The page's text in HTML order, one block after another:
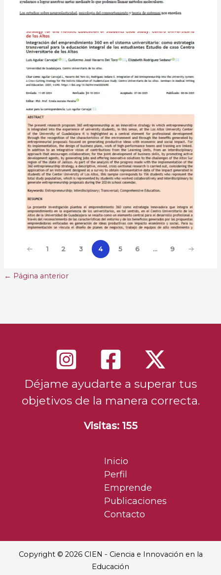
1 2 3 4 5 6 … 9
← Página anterior
Déjame ayudarte a superar tus
objetivos de la manera correcta.
Visitas: 155
Inicio
Perfil
Emprende
Publicaciones
Contacto
Copyright © 2026 CIEN - Ciencia e Innovación en la
Educación